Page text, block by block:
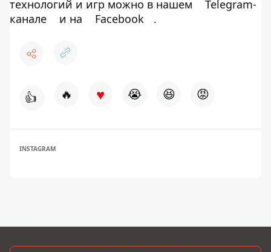
технологий и игр можно в нашем
Telegram-
канале
и на Facebook .
👍 🔥 ♥ 😭 😆 😡
INSTAGRAM